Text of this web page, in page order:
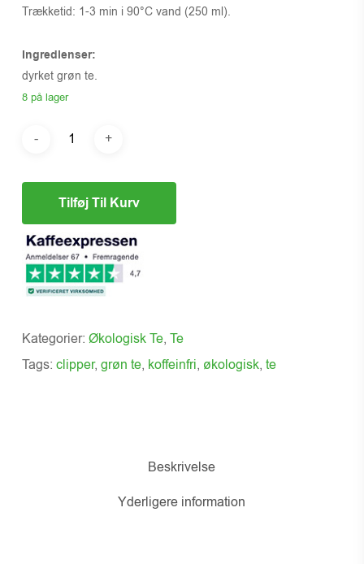
Trækketid: 1-3 min i 90°C vand (250 ml).
Ingredienser:
dyrket grøn te.
8 på lager
Tilføj Til Kurv
Kategorier: Økologisk Te, Te
Tags: clipper, grøn te, koffeinfri, økologisk, te
Beskrivelse
Yderligere information